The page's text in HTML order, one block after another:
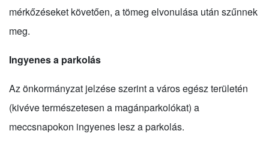
mérkőzéseket követően, a tömeg elvonulása után szűnnek
meg.
Ingyenes a parkolás
Az önkormányzat jelzése szerint a város egész területén
(kivéve természetesen a magánparkolókat) a
meccsnapokon ingyenes lesz a parkolás.